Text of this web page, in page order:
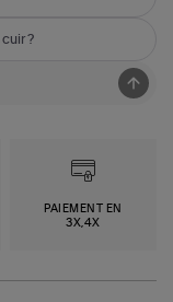
?
PAIEMENT EN
3X,4X